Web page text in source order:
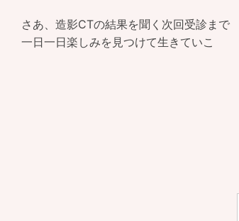
さあ、造影CTの結果を聞く次回受診まで
一日一日楽しみを見つけて生きていこ